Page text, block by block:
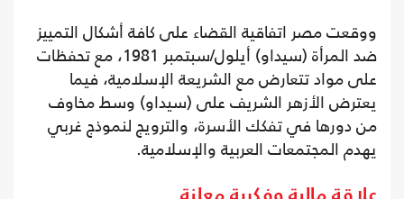
ووقعت مصر اتفاقية القضاء على كافة أشكال التمييز
ضد المرأة (سيداو) أيلول/سبتمبر 1981، مع تحفظات
على مواد تتعارض مع الشريعة الإسلامية، فيما
يعترض الأزهر الشريف على (سيداو) وسط مخاوف
من دورها في تفكك الأسرة، والترويج لنموذج غربي
يهدم المجتمعات العربية والإسلامية.